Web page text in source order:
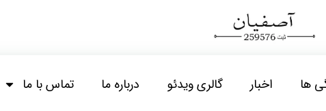
ها اخبار گالری ویدئو درباره ما تماس با ما